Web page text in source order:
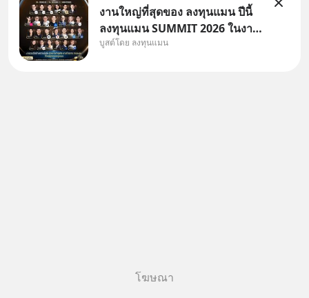
งานใหญ่ที่สุดของ ลงทุนแมน ปีนี้
ลงทุนแมน SUMMIT 2026 ในงาน
นี้จะมีเจ้าของธุรกิจ Dr.PONG,
บูสต์โดย ลงทุนแมน
โฆษณา